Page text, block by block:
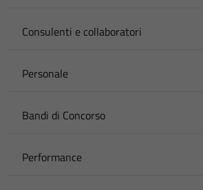
Consulenti e collaboratori
Personale
Bandi di Concorso
Performance